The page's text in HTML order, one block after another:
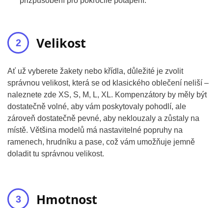
Velikost
Ať už vyberete žakety nebo křídla, důležité je zvolit
správnou velikost, která se od klasického oblečení neliší –
naleznete zde XS, S, M, L, XL. Kompenzátory by měly být
dostatečně volné, aby vám poskytovaly pohodlí, ale
zároveň dostatečně pevné, aby neklouzaly a zůstaly na
místě. Většina modelů má nastavitelné popruhy na
ramenech, hrudníku a pase, což vám umožňuje jemně
doladit tu správnou velikost.
Hmotnost